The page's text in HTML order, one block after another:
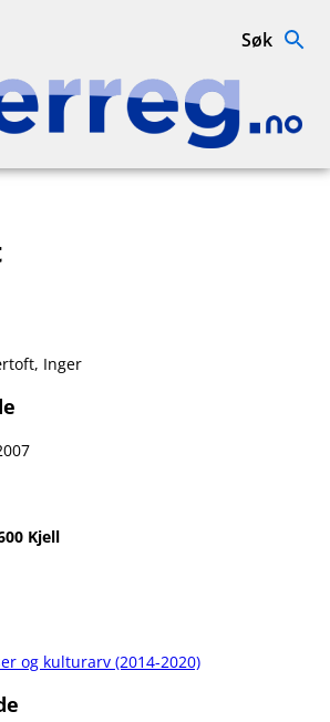
Interreg.no
Søk
Inger
Kjell
og kulturarv (2014-2020)